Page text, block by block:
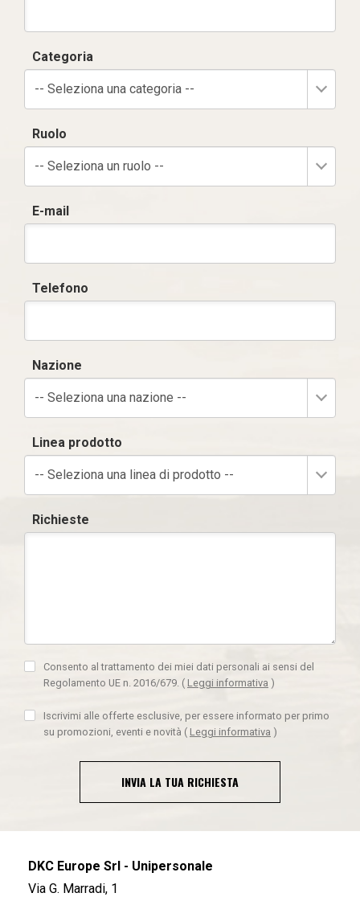
Categoria
-- Seleziona una categoria --
Ruolo
-- Seleziona un ruolo --
E-mail
Telefono
Nazione
-- Seleziona una nazione --
Linea prodotto
-- Seleziona una linea di prodotto --
Richieste
Consento al trattamento dei miei dati personali ai sensi del
Regolamento UE n. 2016/679. ( Leggi informativa )
Iscrivimi alle offerte esclusive, per essere informato per primo
su promozioni, eventi e novità ( Leggi informativa )
INVIA LA TUA RICHIESTA
DKC Europe Srl - Unipersonale
Via G. Marradi, 1